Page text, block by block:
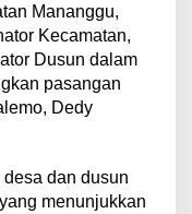
Mananggu,
Kecamatan,
Dusun dalam
pasangan
Dedy
dan dusun
menunjukkan